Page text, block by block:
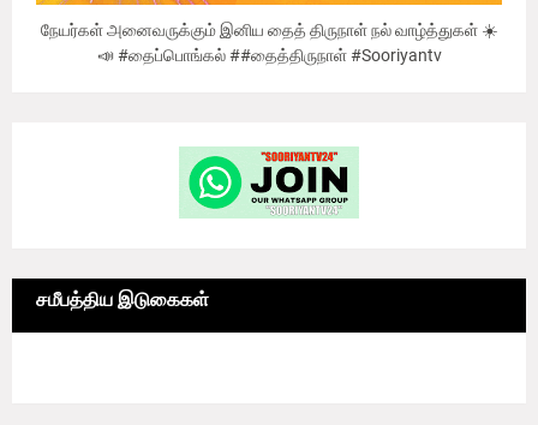
நேயர்கள் அனைவருக்கும் இனிய தைத் திருநாள் நல் வாழ்த்துகள் ☀️
📣 #தைப்பொங்கல் ##தைத்திருநாள் #Sooriyantv
சமீபத்திய இடுகைகள்